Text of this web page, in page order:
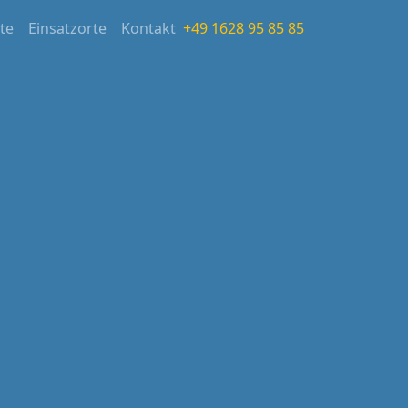
Einsatzorte Kontakt +49 1628 95 85 85